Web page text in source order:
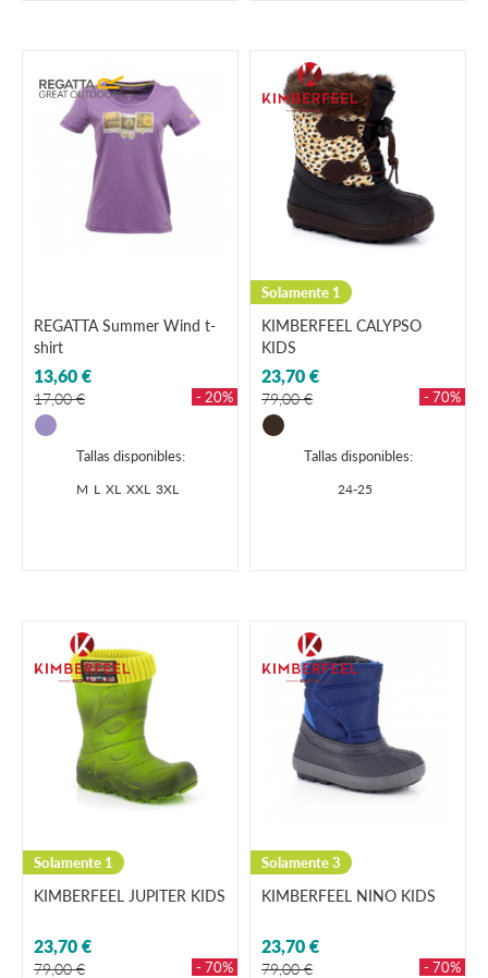
REGATTA Summer Wind t-
shirt
13,60 €
17,00 € - 20%
Tallas disponibles:
M L XL XXL 3XL
Solamente 1
KIMBERFEEL CALYPSO
KIDS
23,70 €
79,00 € - 70%
Tallas disponibles:
24-25
Solamente 1
KIMBERFEEL JUPITER KIDS
23,70 €
79,00 € - 70%
Solamente 3
KIMBERFEEL NINO KIDS
23,70 €
79,00 € - 70%